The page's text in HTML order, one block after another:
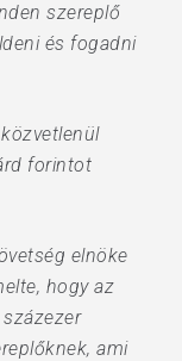
szereplő
és fogadni
forintot
elnöke
hogy az
ami